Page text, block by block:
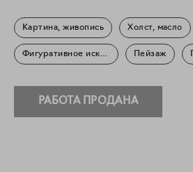
Картина, живопись Холст, масло
Фигуративное искусство Пейзаж
РАБОТА ПРОДАНА